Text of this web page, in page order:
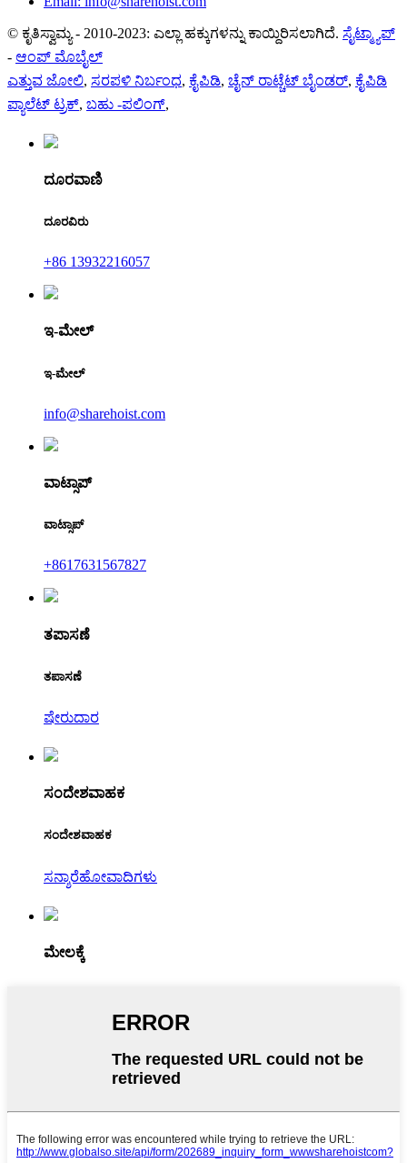
© ಕೃತಿಸ್ವಾಮ್ಯ - 2010-2023: ಎಲ್ಲಾ ಹಕ್ಕುಗಳನ್ನು ಕಾಯ್ದಿರಿಸಲಾಗಿದೆ. ಸೈಟ್ಮ್ಯಾಪ್
- ಆಂಪ್ ಮೊಬೈಲ್
ಎತ್ತುವ ಜೋಲಿ, ಸರಪಳಿ ನಿರ್ಬಂಧ, ಕೈಪಿಡಿ, ಚೈನ್ ರಾಟ್ಚೆಟ್ ಬೈಂಡರ್, ಕೈಪಿಡಿ
ಪ್ಯಾಲೆಟ್ ಟ್ರಕ್, ಬಹು -ಪಲಿಂಗ್,
ದೂರವಾಣಿ
ದೂರವಿರು
+86 13932216057
ಇ-ಮೇಲ್
ಇ-ಮೇಲ್
info@sharehoist.com
ವಾಟ್ಸಾಪ್
ವಾಟ್ಸಾಪ್
+8617631567827
ತಪಾಸಣೆ
ತಪಾಸಣೆ
ಷೇರುದಾರ
ಸಂದೇಶವಾಹಕ
ಸಂದೇಶವಾಹಕ
ಸನ್ಶಾರೆಹೋವಾದಿಗಳು
ಮೇಲಕ್ಕೆ